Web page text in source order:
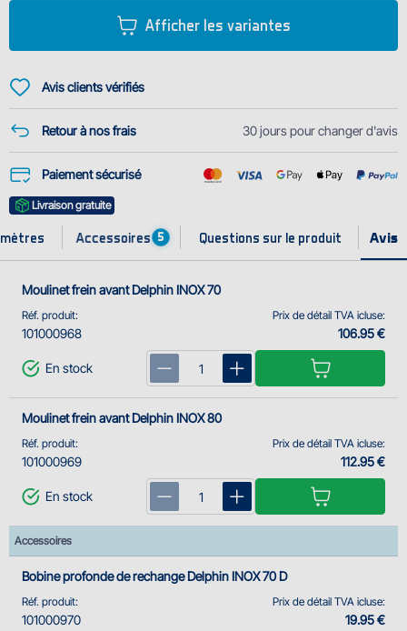
Livraison gratuite
Afficher les variantes
Avis clients vérifiés
Retour à nos frais 30 jours pour changer d'avis
Paiement sécurisé
Accessoires 5 Questions sur le produit
Réf. produit:
101000968
Moulinet frein avant Delphin INOX 70
Prix de détail TVA icluse:
106.95 €
En stock
Réf. produit:
101000969
Moulinet frein avant Delphin INOX 80
Prix de détail TVA icluse:
112.95 €
En stock
Accessoires
Réf. produit:
101000970
Bobine profonde de rechange Delphin INOX 70 D
Prix de détail TVA icluse:
19.95 €